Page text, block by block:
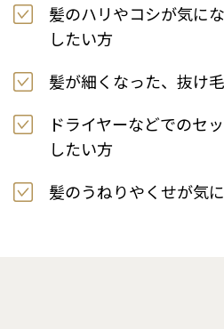
髪のハリやコシが気に
したい方
髪が細くなった、抜け
ドライヤーなどでのセ
したい方
髪のうねりやくせが気